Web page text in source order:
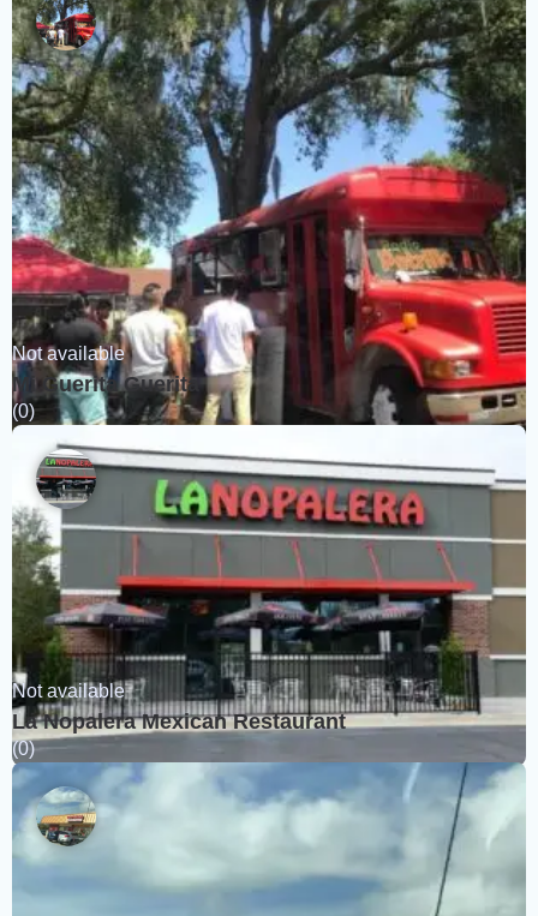
Not available
Mi Guerita Guerita
(0)
Not available
La Nopalera Mexican Restaurant
(0)